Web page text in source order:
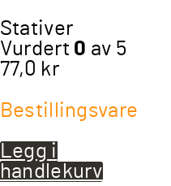
Stativer
Vurdert 0 av 5
77,0 kr
Bestillingsvare
Legg i
handlekurv